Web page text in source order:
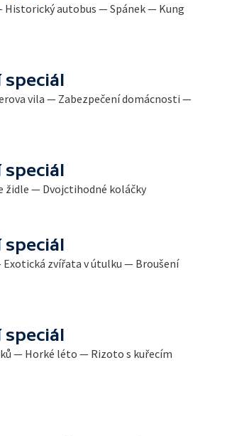
Historický autobus — Spánek — Kung
speciál
vila — Zabezpečení domácnosti —
speciál
židle — Dvojctihodné koláčky
speciál
zvířata v útulku — Broušení
speciál
— Horké léto — Rizoto s kuřecím